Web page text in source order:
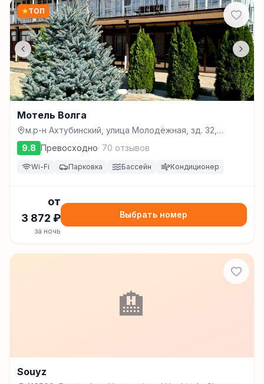
★ТОП
Мотель Волга
м.р-н Ахтубинский, улица Молодёжная, зд. 32,
Ахтубинск
9.8 Превосходно· 70 отзывов
Wi-Fi Парковка Бассейн Кондиционер
от
3 872 ₽
за ночь
Выбрать номер
🏨
Souyz